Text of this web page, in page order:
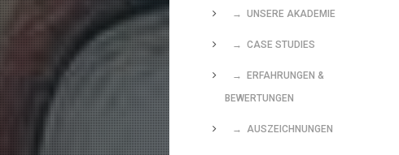
→ UNSERE AKADEMIE
→ CASE STUDIES
→ ERFAHRUNGEN &
BEWERTUNGEN
→ AUSZEICHNUNGEN